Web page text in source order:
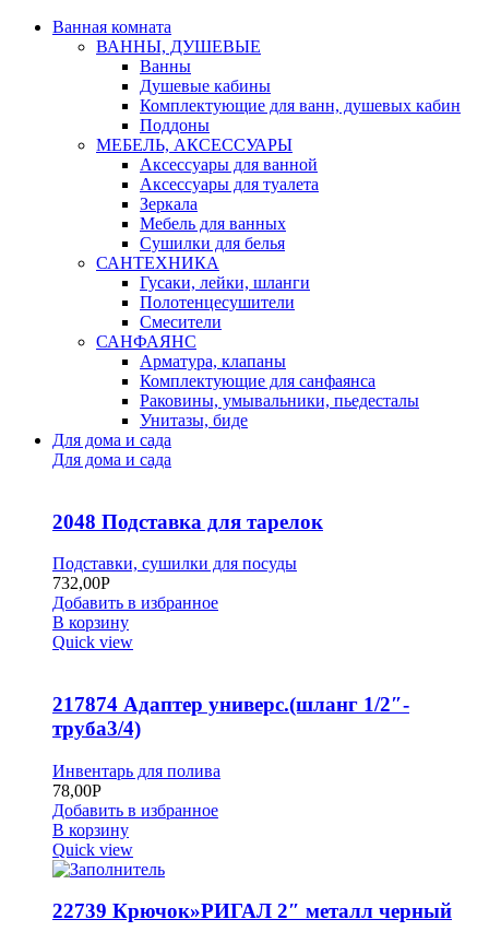
Ванная комната
ВАННЫ, ДУШЕВЫЕ
Ванны
Душевые кабины
Комплектующие для ванн, душевых кабин
Поддоны
МЕБЕЛЬ, АКСЕССУАРЫ
Аксессуары для ванной
Аксессуары для туалета
Зеркала
Мебель для ванных
Сушилки для белья
САНТЕХНИКА
Гусаки, лейки, шланги
Полотенцесушители
Смесители
САНФАЯНС
Арматура, клапаны
Комплектующие для санфаянса
Раковины, умывальники, пьедесталы
Унитазы, биде
Для дома и сада
Для дома и сада
2048 Подставка для тарелок
Подставки, сушилки для посуды
732,00Р
Добавить в избранное
В корзину
Quick view
217874 Адаптер универс.(шланг 1/2″-
труба3/4)
Инвентарь для полива
78,00Р
Добавить в избранное
В корзину
Quick view
22739 Крючок»РИГАЛ 2″ металл черный